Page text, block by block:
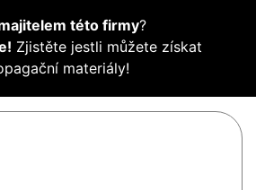
této firmy?
Zjistěte jestli můžete získat
materiály!